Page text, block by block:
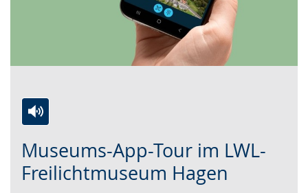
Museums-App-Tour im LWL-
Freilichtmuseum Hagen
Leichten
Sprache
wechseln.
Audio-
Unterstützung.
Video
in
Deutscher